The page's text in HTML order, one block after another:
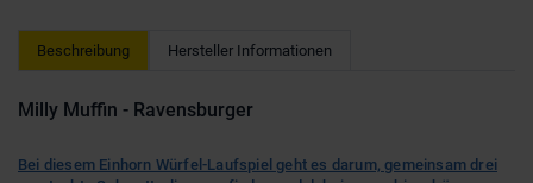
Beschreibung Hersteller Informationen
Milly Muffin - Ravensburger
Bei diesem Einhorn Würfel-Laufspiel geht es darum, gemeinsam drei